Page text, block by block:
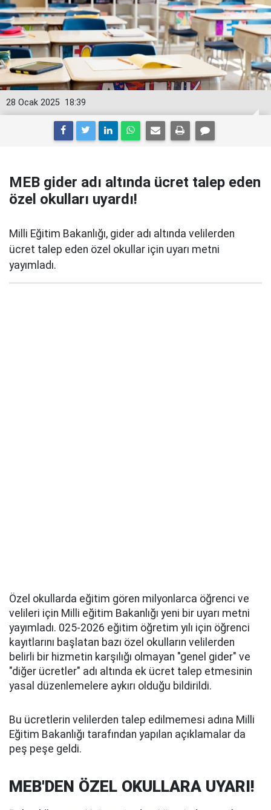
18:39
28 Ocak 2025
MEB gider adı altında ücret talep eden
özel okulları uyardı!
Milli Eğitim Bakanlığı, gider adı altında velilerden
ücret talep eden özel okullar için uyarı metni
yayımladı.
Özel okullarda eğitim gören milyonlarca öğrenci ve
velileri için Milli eğitim Bakanlığı yeni bir uyarı metni
yayımladı. 025-2026 eğitim öğretim yılı için öğrenci
kayıtlarını başlatan bazı özel okulların velilerden
belirli bir hizmetin karşılığı olmayan "genel gider" ve
"diğer ücretler" adı altında ek ücret talep etmesinin
yasal düzenlemelere aykırı olduğu bildirildi.
Bu ücretlerin velilerden talep edilmemesi adına Milli
Eğitim Bakanlığı tarafından yapılan açıklamalar da
peş peşe geldi.
MEB'DEN ÖZEL OKULLARA UYARI!